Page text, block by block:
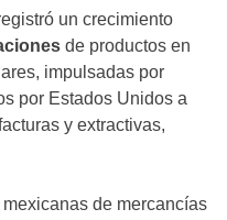
un crecimiento
de productos en
impulsadas por
por Estados Unidos a
y extractivas,
de mercancías